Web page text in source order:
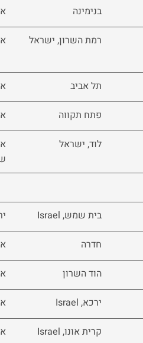
בנימינה
רמת השרון, ישראל
תל אביב
פתח תקווה
לוד, ישראל
בית שמש, Israel
חדרה
הוד השרון
ירכא, Israel
קרית אונו, Israel